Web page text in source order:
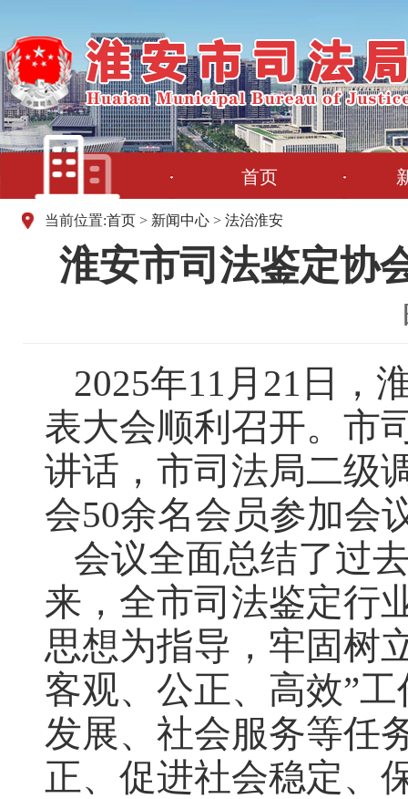
首页
当前位置:首页 > 新闻中心 >法治淮安
淮安市司法鉴定协
2025年11月21日，
表大会顺利召开。市
讲话，市司法局二级
会50余名会员参加会
会议全面总结了过
来，全市司法鉴定行
思想为指导，牢固树
客观、公正、高效”
发展、社会服务等任
正、促进社会稳定、